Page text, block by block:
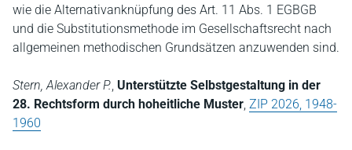
wie die Alternativanknüpfung des Art. 11 Abs. 1 EGBGB
und die Substitutionsmethode im Gesellschaftsrecht nach
allgemeinen methodischen Grundsätzen anzuwenden sind.
Stern, Alexander P., Unterstützte Selbstgestaltung in der
28. Rechtsform durch hoheitliche Muster, ZIP 2026, 1948-
1960